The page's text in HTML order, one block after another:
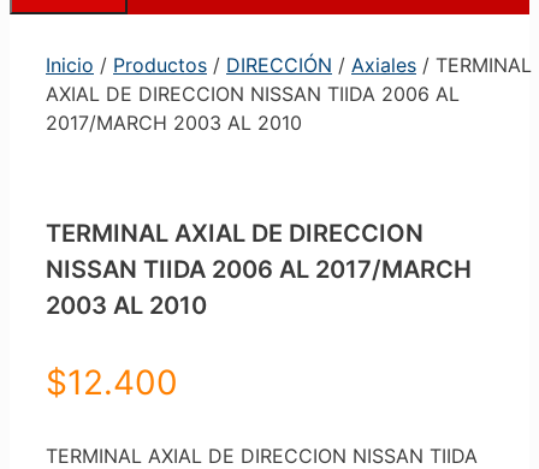
Inicio / Productos / DIRECCIÓN / Axiales / TERMINAL
AXIAL DE DIRECCION NISSAN TIIDA 2006 AL
2017/MARCH 2003 AL 2010
TERMINAL AXIAL DE DIRECCION
NISSAN TIIDA 2006 AL 2017/MARCH
2003 AL 2010
$12.400
TERMINAL AXIAL DE DIRECCION NISSAN TIIDA